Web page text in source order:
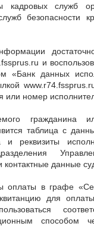
служб
безопасности
и
«Банк данных
или номер
гражданина
таблица с
и реквизиты
контактные данные
в графе
для
способом